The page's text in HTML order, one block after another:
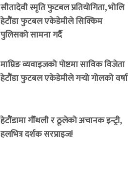
सीतादेवी स्मृति फुटबल प्रतियोगिता, भोलि
हेटौंडा फुटबल एकेडेमीले सिक्किम
पुलिसको सामना गर्दै
माम्रिङ व्यवाइजको पोष्टमा साविक विजेता
हेटौंडा फुटबल एकेडेमीले गर्‍यो गोलको वर्षा
हेटौंडामा गौँथली र ठूलेको अचानक इन्ट्री,
हलभित्र दर्शक सरप्राइज!